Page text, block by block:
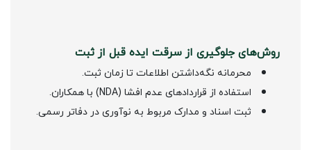
روش‌های جلوگیری از سرقت ایده قبل از ثبت
محرمانه نگه‌داشتن اطلاعات تا زمان ثبت.
استفاده از قراردادهای عدم افشا (NDA) با همکاران.
ثبت اسناد و مدارک مربوط به نوآوری در دفاتر رسمی.